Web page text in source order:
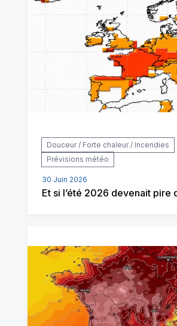
Douceur / Forte chaleur / Incendies
Prévisions météo
30 Juin 2026
Et si l’été 2026 devenait pire